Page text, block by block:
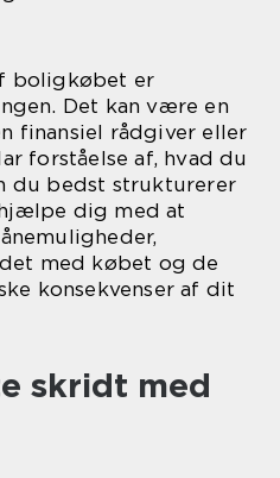
boligkøbet er
Det kan være en
finansiel rådgiver eller
forståelse af, hvad du
du bedst strukturerer
dig med at
med købet og de
konsekvenser af dit
skridt med